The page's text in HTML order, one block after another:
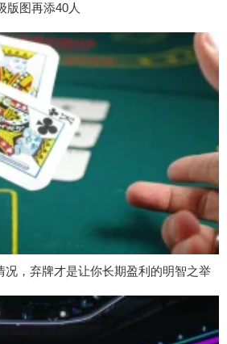
版图再添40人
况，弃牌才是让你长期盈利的明智之举